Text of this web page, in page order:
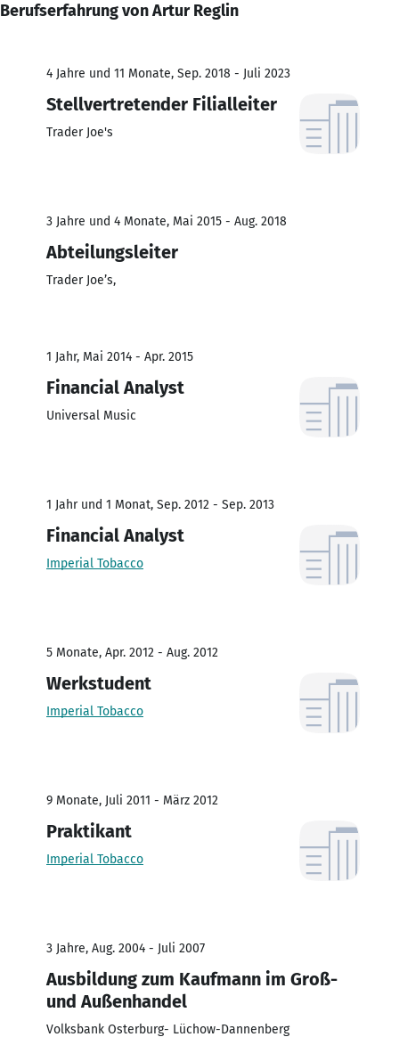
Berufserfahrung von Artur Reglin
4 Jahre und 11 Monate, Sep. 2018 - Juli 2023
Stellvertretender Filialleiter
Trader Joe's
3 Jahre und 4 Monate, Mai 2015 - Aug. 2018
Abteilungsleiter
Trader Joe’s,
1 Jahr, Mai 2014 - Apr. 2015
Financial Analyst
Universal Music
1 Jahr und 1 Monat, Sep. 2012 - Sep. 2013
Financial Analyst
Imperial Tobacco
5 Monate, Apr. 2012 - Aug. 2012
Werkstudent
Imperial Tobacco
9 Monate, Juli 2011 - März 2012
Praktikant
Imperial Tobacco
3 Jahre, Aug. 2004 - Juli 2007
Ausbildung zum Kaufmann im Groß-
und Außenhandel
Volksbank Osterburg- Lüchow-Dannenberg